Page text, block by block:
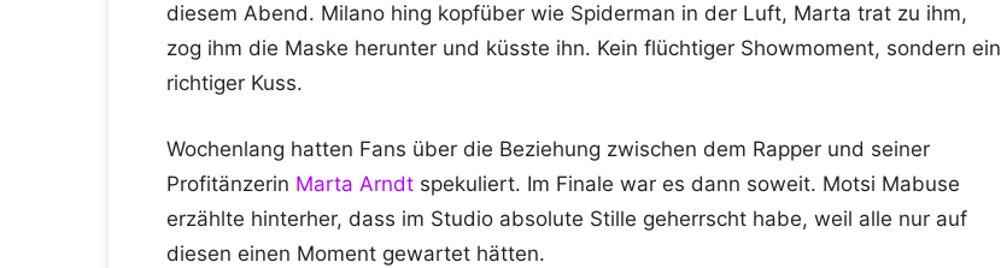
diesem Abend. Milano hing kopfüber wie Spiderman in der Luft, Marta trat zu ihm,
zog ihm die Maske herunter und küsste ihn. Kein flüchtiger Showmoment, sondern ein
richtiger Kuss.
Wochenlang hatten Fans über die Beziehung zwischen dem Rapper und seiner
Profitänzerin Marta Arndt spekuliert. Im Finale war es dann soweit. Motsi Mabuse
erzählte hinterher, dass im Studio absolute Stille geherrscht habe, weil alle nur auf
diesen einen Moment gewartet hätten.